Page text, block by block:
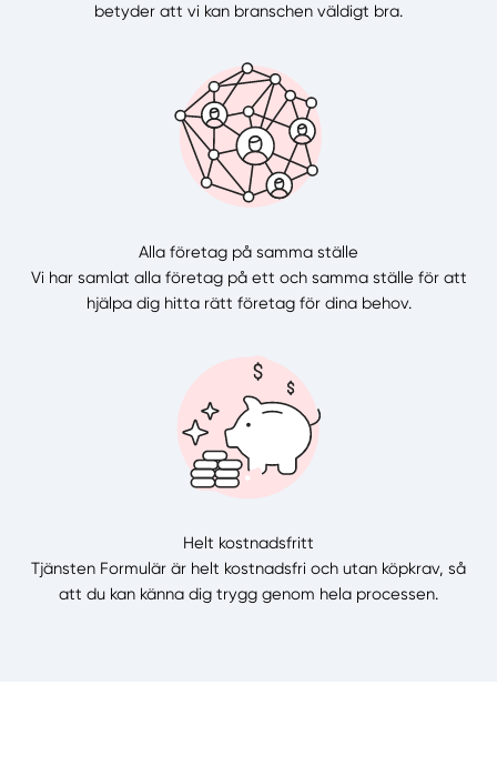
betyder att vi kan branschen väldigt bra.
Alla företag på samma ställe
Vi har samlat alla företag på ett och samma ställe för att
hjälpa dig hitta rätt företag för dina behov.
Helt kostnadsfritt
Tjänsten Formulär är helt kostnadsfri och utan köpkrav, så
att du kan känna dig trygg genom hela processen.